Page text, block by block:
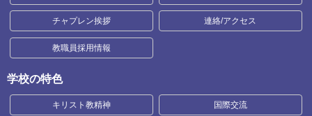
チャプレン挨拶 連絡/アクセス
教職員採用情報
学校の特色
キリスト教精神 国際交流